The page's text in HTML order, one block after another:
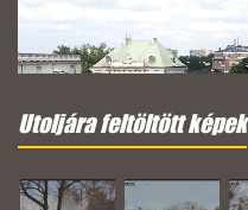
Utoljára feltöltött képek